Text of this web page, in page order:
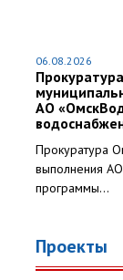
06.08.2026
АО
Прокуратура
выполнения
программы...
Проекты